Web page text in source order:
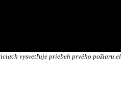
vysvetľuje priebeh prvého požiaru